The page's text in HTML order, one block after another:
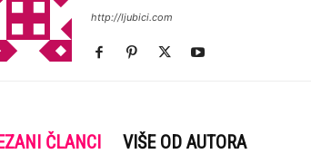
http://ljubici.com
ČLANCI VIŠE OD AUTORA